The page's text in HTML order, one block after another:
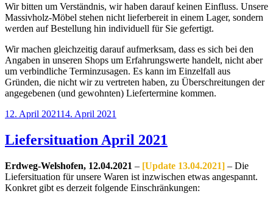
Wir bitten um Verständnis, wir haben darauf keinen Einfluss. Unsere
Massivholz-Möbel stehen nicht lieferbereit in einem Lager, sondern
werden auf Bestellung hin individuell für Sie gefertigt.
Wir machen gleichzeitig darauf aufmerksam, dass es sich bei den
Angaben in unseren Shops um Erfahrungswerte handelt, nicht aber
um verbindliche Terminzusagen. Es kann im Einzelfall aus
Gründen, die nicht wir zu vertreten haben, zu Überschreitungen der
angegebenen (und gewohnten) Liefertermine kommen.
Veröffentlicht
12. April 202114. April 2021
Liefersituation April 2021
Erdweg-Welshofen, 12.04.2021 – [Update 13.04.2021] – Die
Liefersituation für unsere Waren ist inzwischen etwas angespannt.
Konkret gibt es derzeit folgende Einschränkungen: